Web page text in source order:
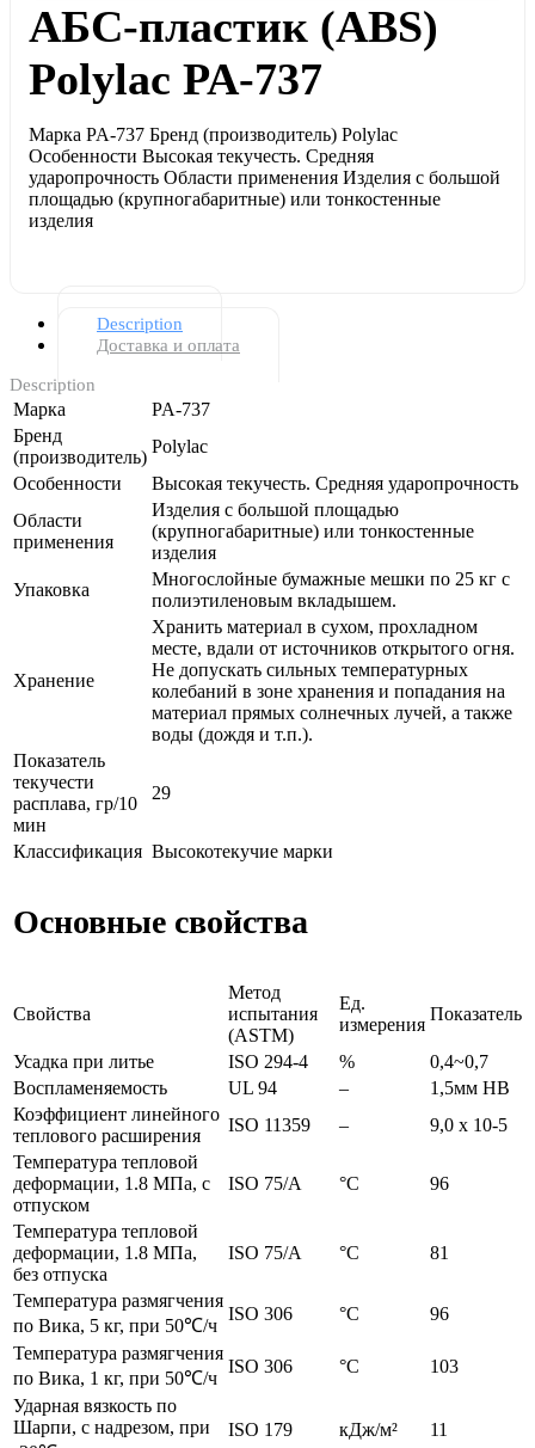
АБС-пластик (ABS)
Polylac PA-737
Марка PA-737 Бренд (производитель) Polylac
Особенности Высокая текучесть. Средняя
ударопрочность Области применения Изделия с большой
площадью (крупногабаритные) или тонкостенные
изделия
Description
Доставка и оплата
Description
Марка
PA-737
Бренд
(производитель)
Polylac
Особенности
Высокая текучесть. Средняя ударопрочность
Области
применения
Изделия с большой площадью
(крупногабаритные) или тонкостенные
изделия
Упаковка
Многослойные бумажные мешки по 25 кг с
полиэтиленовым вкладышем.
Хранение
Хранить материал в сухом, прохладном
месте, вдали от источников открытого огня.
Не допускать сильных температурных
колебаний в зоне хранения и попадания на
материал прямых солнечных лучей, а также
воды (дождя и т.п.).
Показатель
текучести
расплава, гр/10
мин
29
Классификация Высокотекучие марки
Основные свойства
Свойства
Метод
испытания
(ASTM)
Ед.
измерения
Показатель
Усадка при литье ISO 294-4 %
0,4~0,7
Воспламеняемость
UL 94 –
1,5мм НВ
Коэффициент линейного
теплового расширения
ISO 11359 –
9,0 х 10-5
Температура тепловой
деформации, 1.8 МПа, с
отпуском
ISO 75/A °C 96
Температура тепловой
деформации, 1.8 МПа,
без отпуска
ISO 75/A °C 81
Температура размягчения
по Вика, 5 кг, при 50℃/ч
ISO 306 °C
96
Температура размягчения
по Вика, 1 кг, при 50℃/ч
ISO 306 °C
103
Ударная вязкость по
Шарпи, с надрезом, при
ISO 179 кДж/м² 11